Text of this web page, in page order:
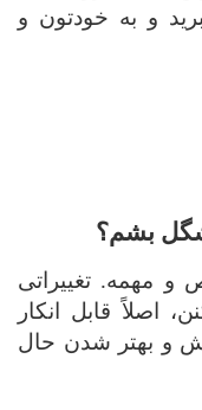
و به خودتون و
بشم؟
و مهمه. تغییراتی
قابل انکار
و بهتر شدن حال